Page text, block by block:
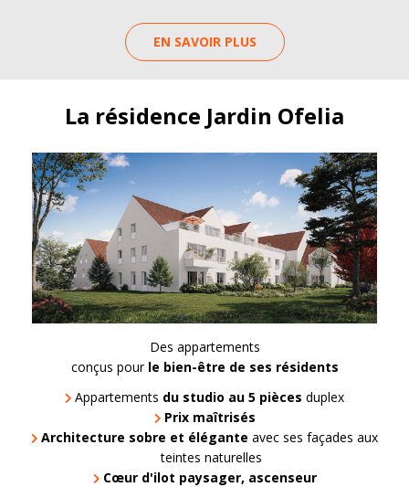
EN SAVOIR PLUS
La résidence Jardin Ofelia
Des appartements
conçus pour le bien-être de ses résidents
Appartements du studio au 5 pièces duplex
Prix maîtrisés
Architecture sobre et élégante avec ses façades aux
teintes naturelles
Cœur d'ilot paysager, ascenseur